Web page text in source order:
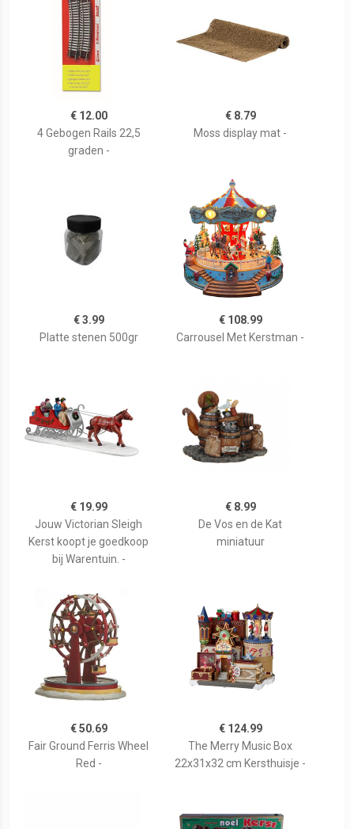
€ 12.00
4 Gebogen Rails 22,5
graden -
€ 8.79
Moss display mat -
€ 3.99
Platte stenen 500gr
€ 108.99
Carrousel Met Kerstman -
€ 19.99
Jouw Victorian Sleigh
Kerst koopt je goedkoop
bij Warentuin. -
€ 8.99
De Vos en de Kat
miniatuur
€ 50.69
Fair Ground Ferris Wheel
Red -
€ 124.99
The Merry Music Box
22x31x32 cm Kersthuisje -